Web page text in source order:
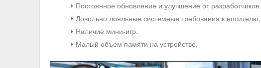
Постоянное обновление и улучшение от разработчиков.
Довольно лояльные системные требования к носителю.
Наличие мини-игр.
Малый объем памяти на устройстве.